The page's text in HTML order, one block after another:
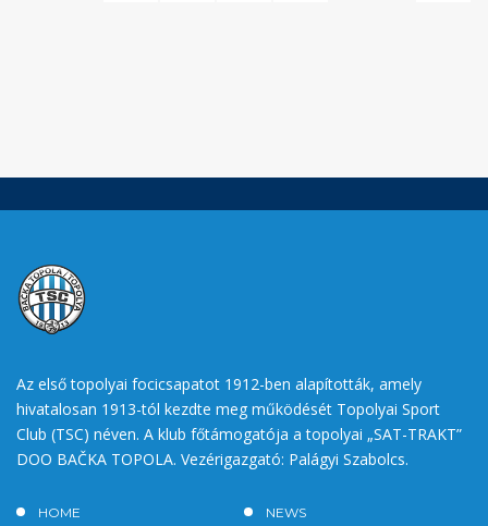
Az első topolyai focicsapatot 1912-ben alapították, amely
hivatalosan 1913-tól kezdte meg működését Topolyai Sport
Club (TSC) néven. A klub főtámogatója a topolyai „SAT-TRAKT”
DOO BAČKA TOPOLA. Vezérigazgató: Palágyi Szabolcs.
HOME
NEWS